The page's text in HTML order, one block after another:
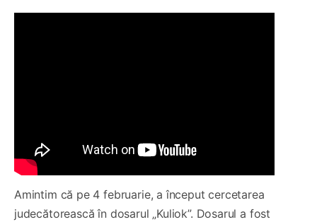
Amintim că pe 4 februarie, a început cercetarea
judecătorească în dosarul „Kuliok”. Dosarul a fost